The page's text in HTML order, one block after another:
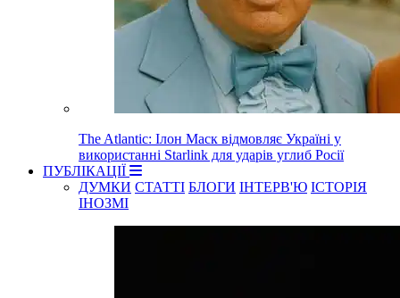
The Atlantic: Ілон Маск відмовляє Україні у
використанні Starlink для ударів углиб Росії
ПУБЛІКАЦІЇ
ДУМКИ СТАТТІ БЛОГИ ІНТЕРВ'Ю ІСТОРІЯ
ІНОЗМІ